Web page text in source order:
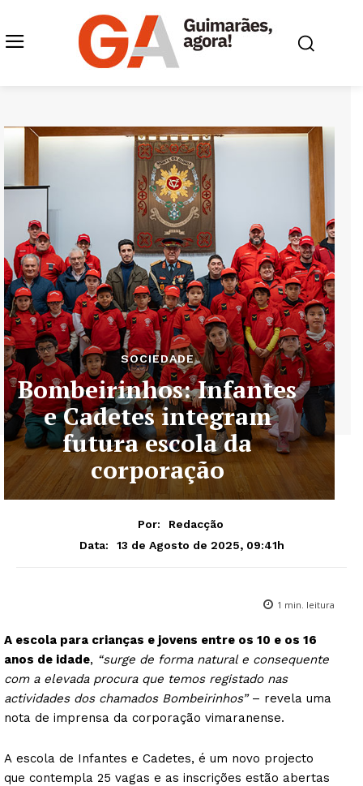
SOCIEDADE
Bombeirinhos: Infantes
e Cadetes integram
futura escola da
corporação
Por:
Redacção
Data:
13 de Agosto de 2025, 09:41h
1 min. leitura
A escola para crianças e jovens entre os 10 e os 16
anos de idade, “surge de forma natural e consequente
com a elevada procura que temos registado nas
actividades dos chamados Bombeirinhos”– revela uma
nota de imprensa da corporação vimaranense.
A escola de Infantes e Cadetes, é um novo projecto
que contempla 25 vagas e as inscrições estão abertas